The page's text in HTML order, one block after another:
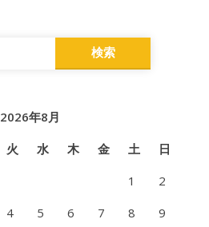
2026年8月
火 水 木 金 土
日
1
2
4 5 6 7 8
9